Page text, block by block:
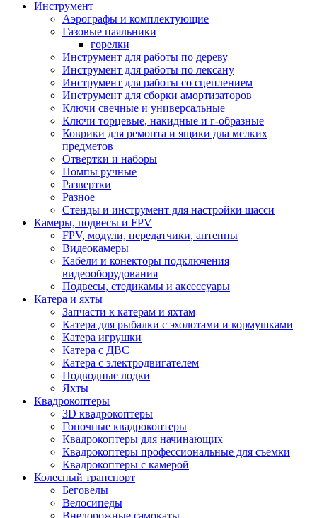
Инструмент
Аэрографы и комплектующие
Газовые паяльники
горелки
Инструмент для работы по дереву
Инструмент для работы по лексану
Инструмент для работы со сцеплением
Инструмент для сборки амортизаторов
Ключи свечные и универсальные
Ключи торцевые, накидные и г-образные
Коврики для ремонта и ящики дла мелких
предметов
Отвертки и наборы
Помпы ручные
Развертки
Разное
Стенды и инструмент для настройки шасси
Камеры, подвесы и FPV
FPV, модули, передатчики, антенны
Видеокамеры
Кабели и конекторы подключения
видеооборудования
Подвесы, стедикамы и аксессуары
Катера и яхты
Запчасти к катерам и яхтам
Катера для рыбалки с эхолотами и кормушками
Катера игрушки
Катера с ДВС
Катера с электродвигателем
Подводные лодки
Яхты
Квадрокоптеры
3D квадрокоптеры
Гоночные квадрокоптеры
Квадрокоптеры для начинающих
Квадрокоптеры профессиональные для съемки
Квадрокоптеры с камерой
Колесный транспорт
Беговелы
Велосипеды
Внедорожные самокаты